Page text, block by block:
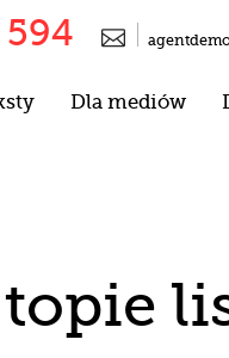
594 
Dla mediów
topie